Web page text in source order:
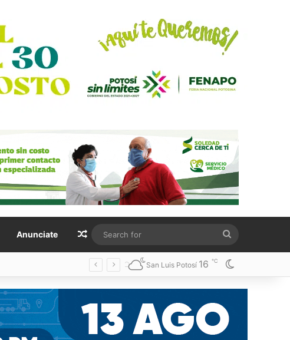
Anunciate Random Article
for
San Luis Potosí 16 ℃